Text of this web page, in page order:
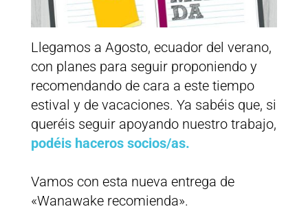
Llegamos a Agosto, ecuador del verano,
con planes para seguir proponiendo y
recomendando de cara a este tiempo
estival y de vacaciones. Ya sabéis que, si
queréis seguir apoyando nuestro trabajo,
podéis haceros socios/as.
Vamos con esta nueva entrega de
«Wanawake recomienda».